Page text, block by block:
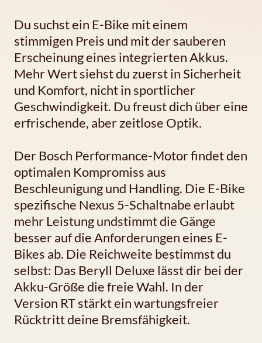
Du suchst ein E-Bike mit einem
stimmigen Preis und mit der sauberen
Erscheinung eines integrierten Akkus.
Mehr Wert siehst du zuerst in Sicherheit
und Komfort, nicht in sportlicher
Geschwindigkeit. Du freust dich über eine
erfrischende, aber zeitlose Optik.
Der Bosch Performance-Motor findet den
optimalen Kompromiss aus
Beschleunigung und Handling. Die E-Bike
spezifische Nexus 5-Schaltnabe erlaubt
mehr Leistung undstimmt die Gänge
besser auf die Anforderungen eines E-
Bikes ab. Die Reichweite bestimmst du
selbst: Das Beryll Deluxe lässt dir bei der
Akku-Größe die freie Wahl. In der
Version RT stärkt ein wartungsfreier
Rücktritt deine Bremsfähigkeit.